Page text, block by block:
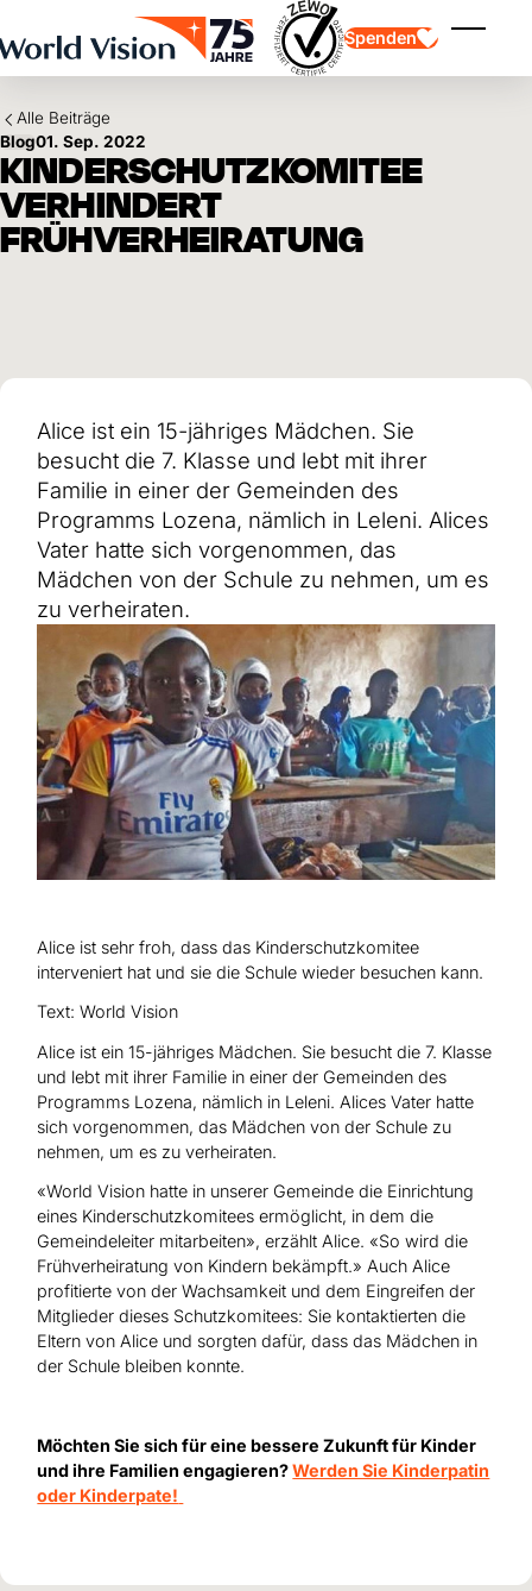
Spenden
Testament und Legat
Philanthropie
Unternehmenskooperationen
Erdbeben Venezuela
Hilfe für Ukraine
Hilfe für Sudan
Hilfe für Afghanistan
Jahresbericht und Finanzen
Afrika
Asien
Lateinamerika
Naher Osten und Europa
Alle Beiträge
Blog01. Sep. 2022
KINDERSCHUTZKOMITEE
VERHINDERT
FRÜHVERHEIRATUNG
Alice ist ein 15-jähriges Mädchen. Sie
besucht die 7. Klasse und lebt mit ihrer
Familie in einer der Gemeinden des
Programms Lozena, nämlich in Leleni. Alices
Vater hatte sich vorgenommen, das
Mädchen von der Schule zu nehmen, um es
zu verheiraten.
Alice ist sehr froh, dass das Kinderschutzkomitee
interveniert hat und sie die Schule wieder besuchen kann.
Text: World Vision
Alice ist ein 15-jähriges Mädchen. Sie besucht die 7. Klasse
und lebt mit ihrer Familie in einer der Gemeinden des
Programms Lozena, nämlich in Leleni. Alices Vater hatte
sich vorgenommen, das Mädchen von der Schule zu
nehmen, um es zu verheiraten.
«World Vision hatte in unserer Gemeinde die Einrichtung
eines Kinderschutzkomitees ermöglicht, in dem die
Gemeindeleiter mitarbeiten», erzählt Alice. «So wird die
Frühverheiratung von Kindern bekämpft.» Auch Alice
profitierte von der Wachsamkeit und dem Eingreifen der
Mitglieder dieses Schutzkomitees: Sie kontaktierten die
Eltern von Alice und sorgten dafür, dass das Mädchen in
der Schule bleiben konnte.
Möchten Sie sich für eine bessere Zukunft für Kinder
und ihre Familien engagieren?Werden Sie Kinderpatin
oder Kinderpate!